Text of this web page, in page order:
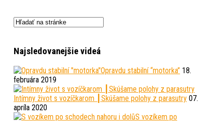
Najsledovanejšie videá
Opravdu stabilní “motorka” 18.
februára 2019
Intímny život s vozíčkarom ┃Skúšame polohy z parasutry 07.
apríla 2020
S vozíkem po